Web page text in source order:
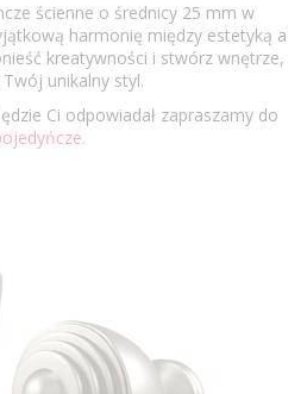
ścienne o średnicy 25 mm w
harmonię między estetyką a
kreatywności i stwórz wnętrze,
unikalny styl.
Ci odpowiadał zapraszamy do